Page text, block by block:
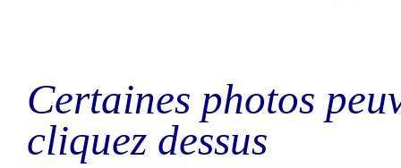
Certaines photos
cliquez dessus